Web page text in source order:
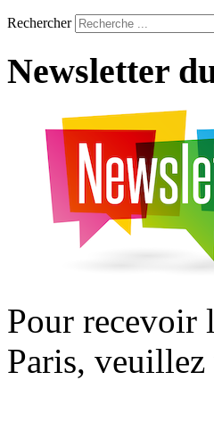
Rechercher
Newsletter
Pour recevoir
Paris,